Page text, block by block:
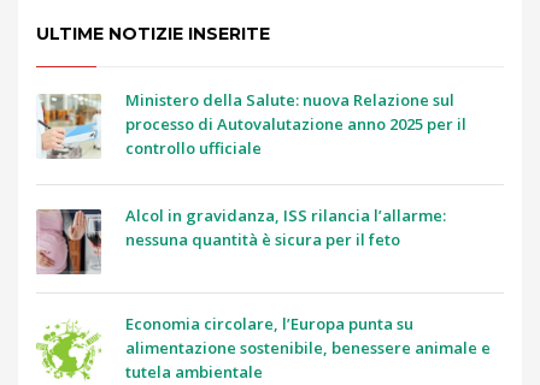
ULTIME NOTIZIE INSERITE
Ministero della Salute: nuova Relazione sul
processo di Autovalutazione anno 2025 per il
controllo ufficiale
Alcol in gravidanza, ISS rilancia l’allarme:
nessuna quantità è sicura per il feto
Economia circolare, l’Europa punta su
alimentazione sostenibile, benessere animale e
tutela ambientale